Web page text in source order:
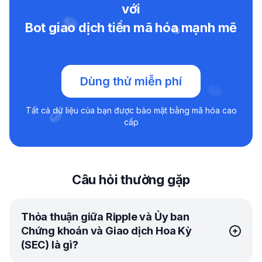
với
Bot giao dịch tiền mã hóa mạnh mẽ
Dùng thử miễn phí
Tất cả dữ liệu của bạn được bảo mật bằng mã hóa cao
cấp
Câu hỏi thường gặp
Thỏa thuận giữa Ripple và Ủy ban
Chứng khoán và Giao dịch Hoa Kỳ
(SEC) là gì?